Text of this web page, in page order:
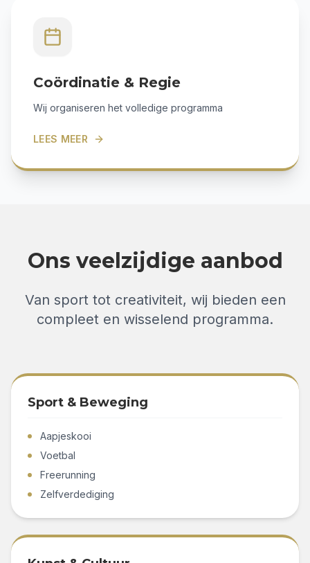
Coördinatie & Regie
Wij organiseren het volledige programma
LEES MEER
Ons veelzijdige aanbod
Van sport tot creativiteit, wij bieden een
compleet en wisselend programma.
Sport & Beweging
Aapjeskooi
Voetbal
Freerunning
Zelfverdediging